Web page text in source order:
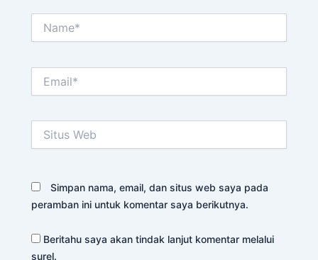
Web
Simpan nama, email, dan situs web saya pada
peramban ini untuk komentar saya berikutnya.
Beritahu saya akan tindak lanjut komentar melalui
surel.